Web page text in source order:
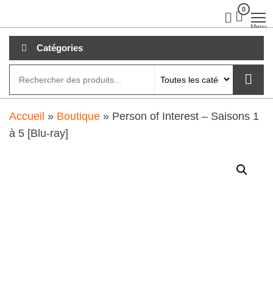
au
contenu
0
Menu
Catégories
Accueil » Boutique » Person of Interest – Saisons 1
à 5 [Blu-ray]